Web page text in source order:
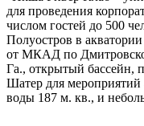
для проведения
числом гостей до 500
Полуостров в
от МКАД по
Га., открытый бассейн,
Шатер для
воды 187 м. кв., и